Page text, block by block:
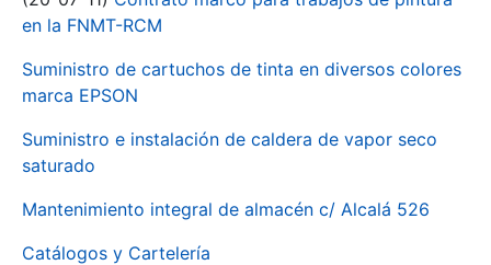
en la FNMT-RCM
Suministro de cartuchos de tinta en diversos colores
marca EPSON
Suministro e instalación de caldera de vapor seco
saturado
Mantenimiento integral de almacén c/ Alcalá 526
Catálogos y Cartelería